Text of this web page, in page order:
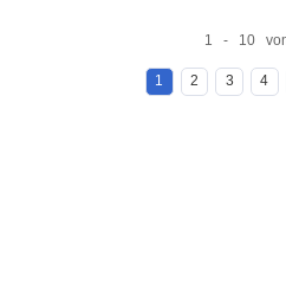
1 - 10
1 2 3 4